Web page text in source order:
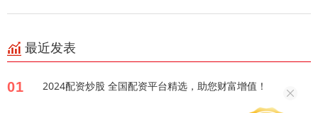
最近发表
01 2024配资炒股 全国配资平台精选，助您财富增值！